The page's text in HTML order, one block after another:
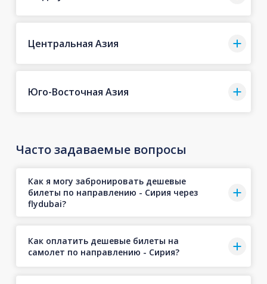
Центральная Азия
Юго-Восточная Азия
Часто задаваемые вопросы
Как я могу забронировать дешевые
билеты по направлению - Сирия через
flydubai?
Как оплатить дешевые билеты на
самолет по направлению - Сирия?